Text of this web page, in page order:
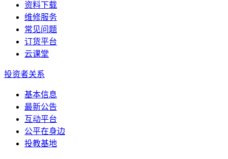
资料下载
维修服务
常见问题
订货平台
云课堂
投资者关系
基本信息
最新公告
互动平台
公平在身边
投教基地